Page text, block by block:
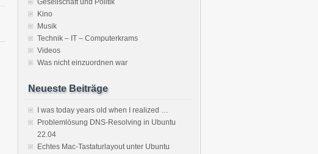
Gesellschaft und Politik
Kino
Musik
Technik – IT – Computerkrams
Videos
Was nicht einzuordnen war
Neueste Beiträge
I was today years old when I realized …
Problemlösung DNS-Resolving in Ubuntu
22.04
Echtes Mac-Tastaturlayout unter Ubuntu